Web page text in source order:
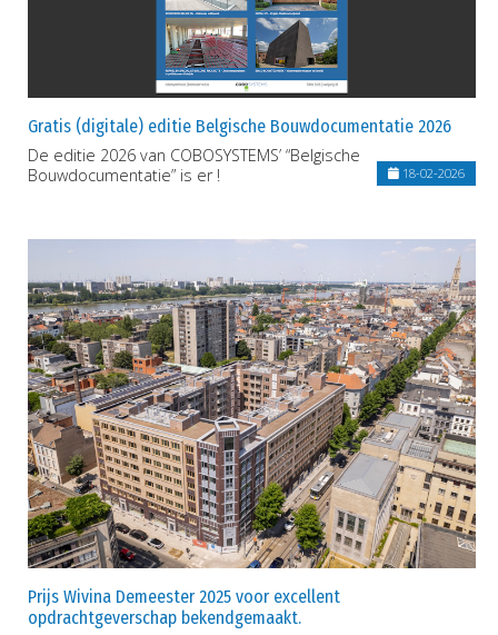
Gratis (digitale) editie Belgische Bouwdocumentatie 2026
De editie 2026 van COBOSYSTEMS’ “Belgische
Bouwdocumentatie” is er !
18-02-2026
Prijs Wivina Demeester 2025 voor excellent
opdrachtgeverschap bekendgemaakt.